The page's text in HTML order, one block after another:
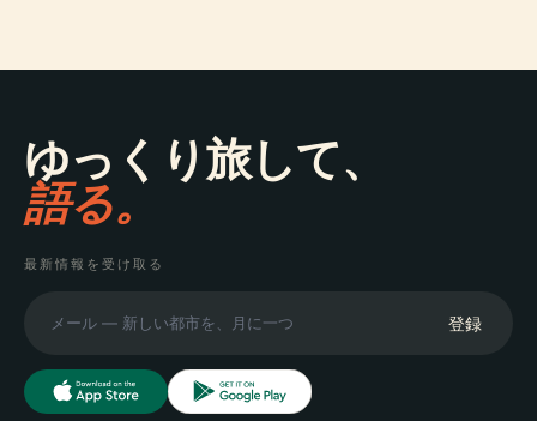
ゆっくり旅して、
語る。
最新情報を受け取る
登録